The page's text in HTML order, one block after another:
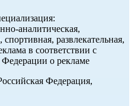
аналитическая,
развлекательная,
в соответствии с
Федерации о рекламе
Федерация,